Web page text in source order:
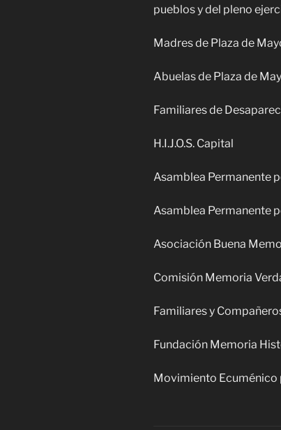
pueblos y del pleno
Madres de Plaza de
Abuelas de Plaza de
Familiares de
H.I.J.O.S. Capital
Asamblea Permanente
Asamblea Permanente
Asociación Buena
Comisión Memoria
Familiares y
Fundación Memoria
Movimiento Ecuménico